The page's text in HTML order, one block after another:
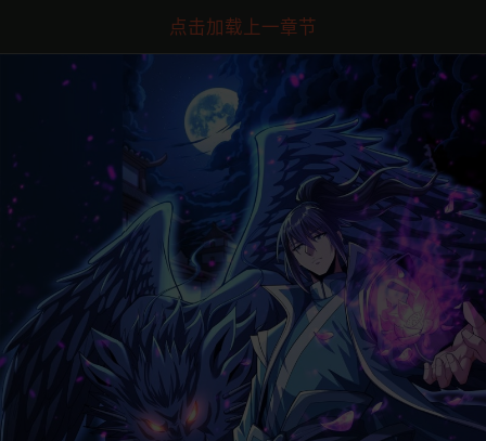
点击加载上一章节